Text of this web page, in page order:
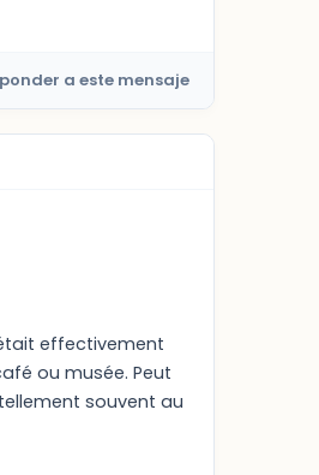
a este mensaje
effectivement
ou musée. Peut
souvent au